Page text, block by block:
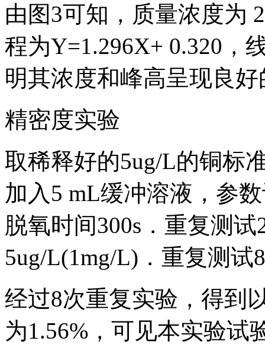
由图3可知，质量浓度为
程为Y=1.296X+ 0.320，
明其浓度和峰高呈现良
精密度实验
取稀释好的5ug/L的铜标
加入5 mL缓冲溶液，参
脱氧时间300s．重复测
5ug/L(1mg/L)．重复测
经过8次重复实验，得到
为1.56%，可见本实验试